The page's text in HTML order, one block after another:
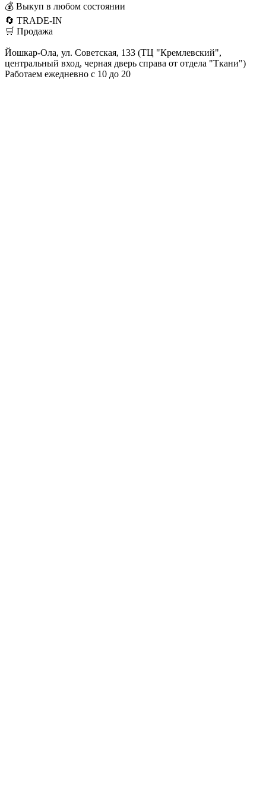
💰 Выкуп в любом состоянии
🔄 TRADE-IN
🛒 Продажа
Йошкар-Ола, ул. Советская, 133 (ТЦ "Кремлевский",
центральный вход, черная дверь справа от отдела "Ткани")
Работаем ежедневно с 10 до 20